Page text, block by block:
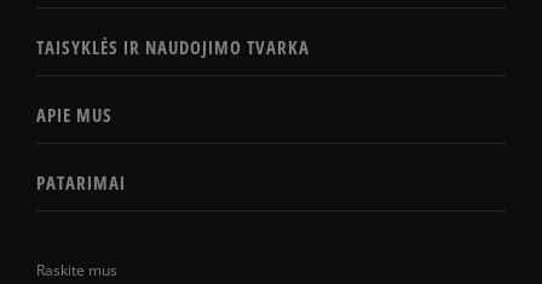
Raskite mus
TAISYKLĖS IR NAUDOJIMO TVARKA
APIE MUS
PATARIMAI